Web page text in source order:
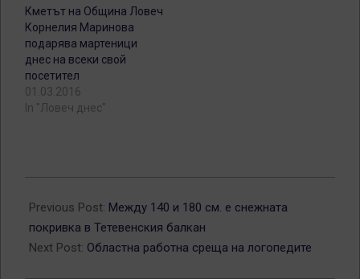
Кметът на Община Ловеч
Корнелия Маринова
подарява мартеници
днес на всеки свой
посетител
01.03.2016
In "Ловеч днес"
03-
02
Previous Post: Между 140 и 180 см. е снежната
покривка в Тетевенския балкан
Next Post: Областна работна среща на логопедите